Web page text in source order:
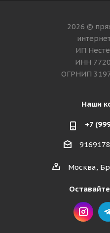
2026 ©
ИП
ИНН
ОГРНИП
Наши
+7
Москва,